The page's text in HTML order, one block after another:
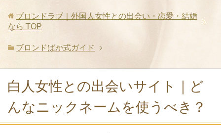
ブロンドラブ｜外国人女性との出会い・恋愛・結婚
なら TOP
ブロンドばか式ガイド
白人女性との出会いサイト｜ど
んなニックネームを使うべき？